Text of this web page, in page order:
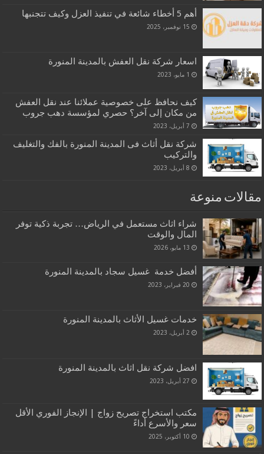
أهم 5 أخطاء شائعة في تنفيذ العزل وكيف تتجنبها
15 نوفمبر، 2025
اسعار شركة نقل العفش بالمدينة المنورة
1 مايو، 2023
كيف نحافظ على خصوصية عملائنا عند نقل العفش
من مكان إلى آخر؟ حصري لمؤسسة دهب جروب
7 أبريل، 2023
شركة نقل أثاث فى المدينة المنورة بالفك والتغليف
والتركيب
8 أبريل، 2023
مقالات منوعة
شراء اثاث مستعمل في الرياض… تجربة ذكية توفر
المال والوقت
13 مايو، 2026
أفضل خدمة غسيل سجاد بالمدينة المنورة
20 فبراير، 2023
خدمات غسيل الأثاث بالمدينة المنورة
2 أبريل، 2023
افضل شركة نقل اثاث بالمدينة المنورة
27 أبريل، 2023
مكتب استخراج تصريح زواج | الإنجاز الفوري الأقل
سعر والأسرع أداءً‏
10 أكتوبر، 2025